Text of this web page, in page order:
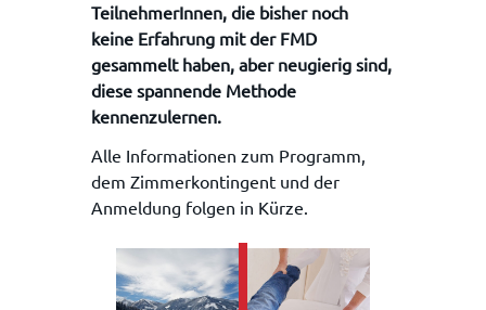
TeilnehmerInnen, die bisher noch
keine Erfahrung mit der FMD
gesammelt haben, aber neugierig sind,
diese spannende Methode
kennenzulernen.
Alle Informationen zum Programm,
dem Zimmerkontingent und der
Anmeldung folgen in Kürze.